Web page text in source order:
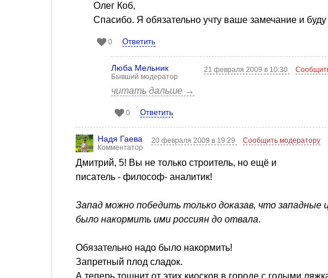
Олег Коб,
Спасибо. Я обязательно учту ваше замечание и
0 Ответить
Люба Мельник
Бывший модератор
21 февраля 2009 в 10:30
читать дальше →
0 Ответить
Надя Гаева
Комментатор
20 февраля 2009 в 19:29 Сообщить модератору
Дмитрий, 5! Вы не только строитель, но ещё и
писатель - философ- аналитик!
Запад можно победить только доказав, что западные
было накормить ими россиян до отвала.
Обязательно надо было накормить!
Запретный плод сладок.